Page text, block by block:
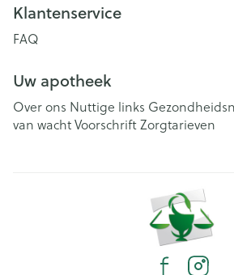
Klantenservice
FAQ
Uw apotheek
Over ons Nuttige links
van wachtVoorschriftZorgtarieven